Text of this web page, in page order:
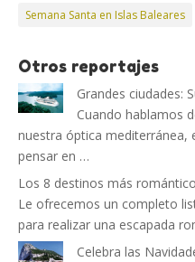
Semana Santa en Islas Baleares
Otros reportajes
Grandes ciudades:
Cuando hablamos
nuestra óptica mediterránea,
pensar en …
Los 8 destinos más
Le ofrecemos un completo
para realizar una escapada
Celebra las